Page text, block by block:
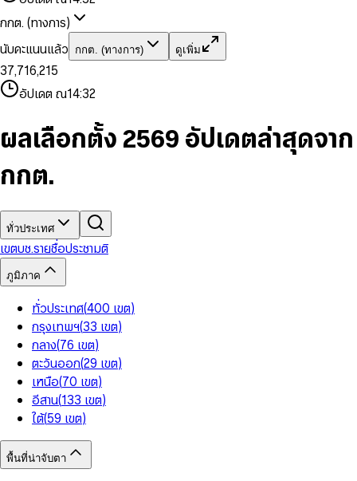
5
6
8
9
993
4
5
6
7
8
9
8
9
4
5
7
8
9
3
4
6
7
8
9
7
8
กกต. (ทางการ)
นับคะแนนแล้ว
กกต. (ทางการ) ดูเพิ่ม
0
1
2
3
4
5
7
8
4
5
6
7
8
9
,
4
6
7
8
9
0
1
2
3
5
6
8
9
3
5
6
7
8
,
1
2
4
6
7
9
0
1
3
5
6
8
9
2
3
4
5
7
9
อัปเดต ณ14:32
ผลเลือกตั้ง 2569 อัปเดตล่าสุดจาก
กกต.
ทั่วประเทศ
เขตบช.รายชื่อประชามติ
ภูมิภาค
ทั่วประเทศ(400 เขต)
กรุงเทพฯ(33 เขต)
กลาง(76 เขต)
ตะวันออก(29 เขต)
เหนือ(70 เขต)
อีสาน(133 เขต)
ใต้(59 เขต)
พื้นที่น่าจับตา